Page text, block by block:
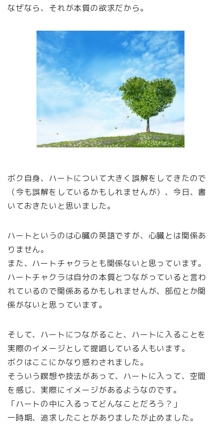
なぜなら、それが本質の欲求だから。
ボク自身、ハートについて大きく誤解をしてきたので
（今も誤解をしているかもしれませんが）、今日、書
いておきたいと思いました。
ハートというのは心臓の英語ですが、心臓とは関係あ
りません。
また、ハートチャクラとも関係ないと思っています。
ハートチャクラは自分の本質とつながっていると言わ
れているので関係あるかもしれませんが、部位とか関
係がないと思っています。
そして、ハートにつながること、ハートに入ることを
実際のイメージとして提唱している人もいます。
ボクはここにかなり惑わされました。
そういう瞑想や技法があって、ハートに入って、空間
を感じ、実際にイメージがあるようなのです。
「ハートの中に入るってどんなことだろう？」
一時期、追求したことがありましたが止めました。